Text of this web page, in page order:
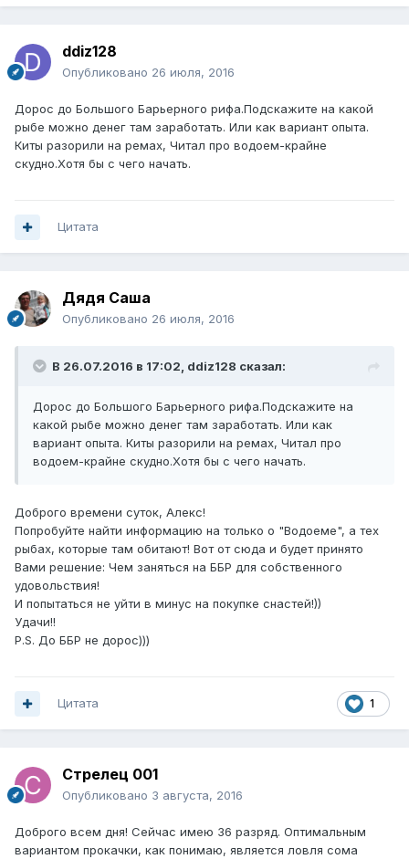
ddiz128
Опубликовано 26 июля, 2016
Дорос до Большого Барьерного рифа.Подскажите на какой
рыбе можно денег там заработать. Или как вариант опыта.
Киты разорили на ремах, Читал про водоем-крайне
скудно.Хотя бы с чего начать.
Цитата
Дядя Саша
Опубликовано 26 июля, 2016
В 26.07.2016 в 17:02, ddiz128 сказал:
Дорос до Большого Барьерного рифа.Подскажите на
какой рыбе можно денег там заработать. Или как
вариант опыта. Киты разорили на ремах, Читал про
водоем-крайне скудно.Хотя бы с чего начать.
Доброго времени суток, Алекс!
Попробуйте найти информацию на только о "Водоеме", а тех
рыбах, которые там обитают! Вот от сюда и будет принято
Вами решение: Чем заняться на ББР для собственного
удовольствия!
И попытаться не уйти в минус на покупке снастей!))
Удачи!!
P.S. До ББР не дорос)))
1
Цитата
Стрелец 001
Опубликовано 3 августа, 2016
Доброго всем дня! Сейчас имею 36 разряд. Оптимальным
вариантом прокачки, как понимаю, является ловля сома